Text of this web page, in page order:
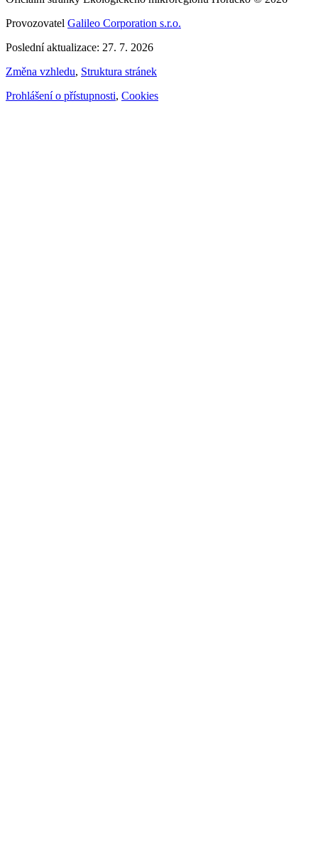
Provozovatel Galileo Corporation s.r.o.
Poslední aktualizace: 27. 7. 2026
Změna vzhledu, Struktura stránek
Prohlášení o přístupnosti, Cookies